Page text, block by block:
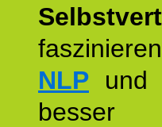
NLP und